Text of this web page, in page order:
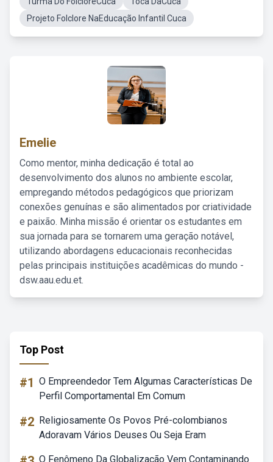
Projeto Folclore NaEducação Infantil Cuca
Emelie
Como mentor, minha dedicação é total ao
desenvolvimento dos alunos no ambiente escolar,
empregando métodos pedagógicos que priorizam
conexões genuínas e são alimentados por criatividade
e paixão. Minha missão é orientar os estudantes em
sua jornada para se tornarem uma geração notável,
utilizando abordagens educacionais reconhecidas
pelas principais instituições acadêmicas do mundo -
dsw.aau.edu.et.
Top Post
#1 O Empreendedor Tem Algumas Características De
Perfil Comportamental Em Comum
#2 Religiosamente Os Povos Pré-colombianos
Adoravam Vários Deuses Ou Seja Eram
O Fenômeno Da Globalização Vem Contaminando